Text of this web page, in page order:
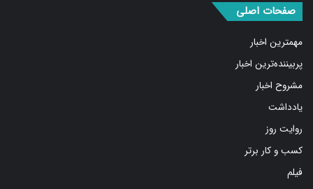
مهمترین اخبار
پربیننده‌ترین اخبار
مشروح اخبار
یادداشت
روایت روز
کسب و کار برتر
فیلم
بازار